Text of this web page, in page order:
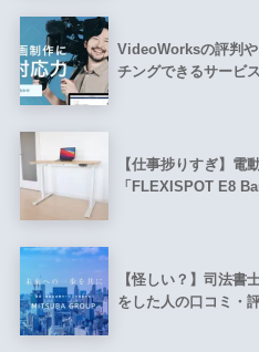
VideoWorksの評判
チングできるサービ
【仕事捗りすぎ】電
「FLEXISPOT E8
【怪しい？】司法書
をした人の口コミ・